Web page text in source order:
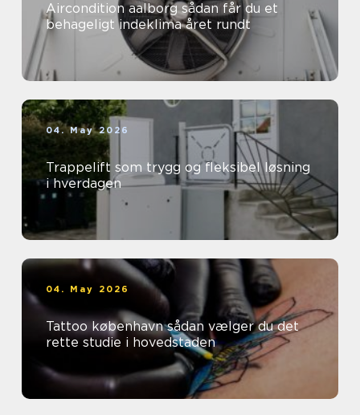
Aircondition aalborg sådan får du et
behageligt indeklima året rundt
04. May 2026
Trappelift som trygg og fleksibel løsning
i hverdagen
04. May 2026
Tattoo københavn sådan vælger du det
rette studie i hovedstaden